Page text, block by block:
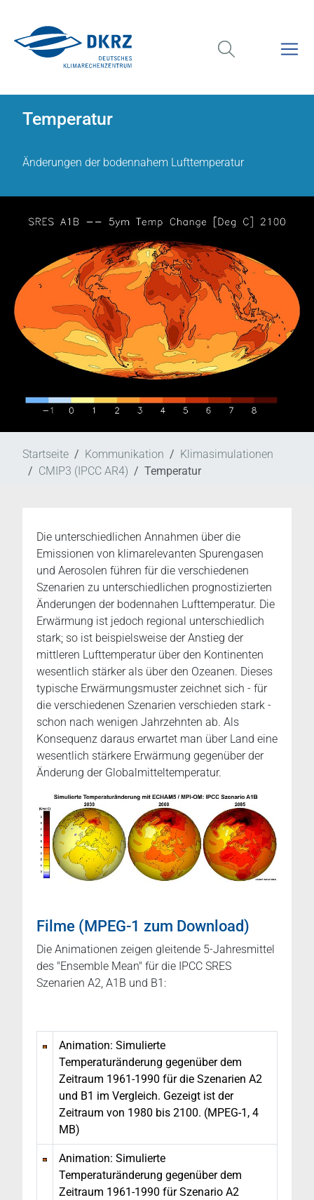
Temperatur
Änderungen der bodennahem Lufttemperatur
Startseite Kommunikation
Klimasimulationen
CMIP3 (IPCC AR4)
Temperatur
Die unterschiedlichen Annahmen über die
Emissionen von klimarelevanten Spurengasen
und Aerosolen führen für die verschiedenen
Szenarien zu unterschiedlichen prognostizierten
Änderungen der bodennahen Lufttemperatur. Die
Erwärmung ist jedoch regional unterschiedlich
stark; so ist beispielsweise der Anstieg der
mittleren Lufttemperatur über den Kontinenten
wesentlich stärker als über den Ozeanen. Dieses
typische Erwärmungsmuster zeichnet sich - für
die verschiedenen Szenarien verschieden stark -
schon nach wenigen Jahrzehnten ab. Als
Konsequenz daraus erwartet man über Land eine
wesentlich stärkere Erwärmung gegenüber der
Änderung der Globalmitteltemperatur.
Filme (MPEG-1 zum Download)
Die Animationen zeigen gleitende 5-Jahresmittel
des "Ensemble Mean" für die IPCC SRES
Szenarien A2, A1B und B1:
Animation: Simulierte
Temperaturänderung gegenüber dem
Zeitraum 1961-1990 für die Szenarien A2
und B1 im Vergleich. Gezeigt ist der
Zeitraum von 1980 bis 2100. (MPEG-1, 4
MB)
Animation: Simulierte
Temperaturänderung gegenüber dem
Zeitraum 1961-1990 für Szenario A2